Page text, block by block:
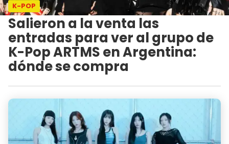
K-POP
Salieron a la venta las
entradas para ver al grupo de
K-Pop ARTMS en Argentina:
dónde se compra